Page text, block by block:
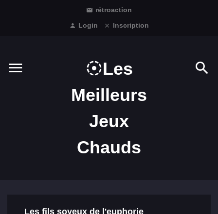
rétroaction
Login
Inscription
Les
Meilleurs
Jeux
Chauds
Les fils soyeux de l'euphorie